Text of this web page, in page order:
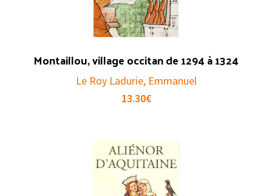
Montaillou, village occitan de 1294 à 1324
Le Roy Ladurie, Emmanuel
13.30€